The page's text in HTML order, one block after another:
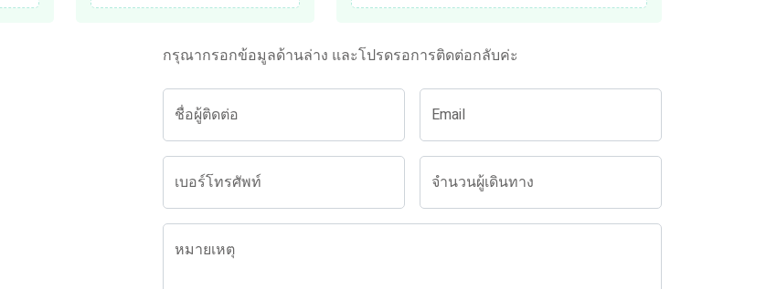
กรุณากรอกข้อมูลด้านล่าง และโปรดรอการติดต่อกลับค่ะ
ชื่อผู้ติดต่อ Email
เบอร์โทรศัพท์ จำนวนผู้เดินทาง
หมายเหตุ